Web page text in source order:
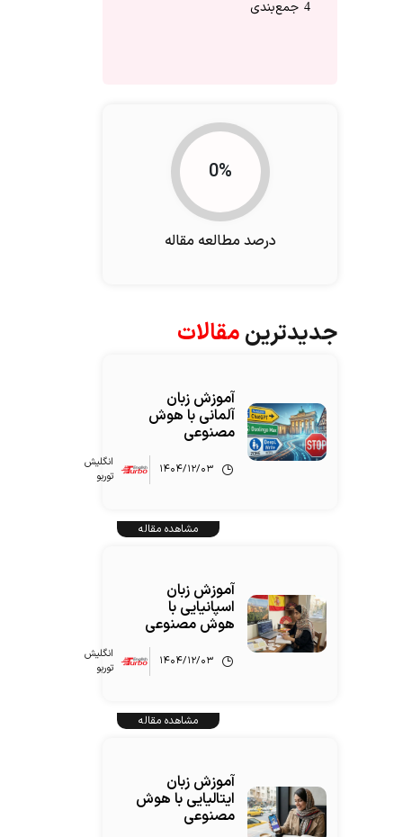
4 جمع‌بندی
0%
درصد مطالعه مقاله
جدیدترینمقالات
آموزش زبان
آلمانی با هوش
مصنوعی
۱۴۰۴/۱۲/۰۳
انگلیش‌
توربو
مشاهده مقاله
آموزش زبان
اسپانیایی با
هوش مصنوعی
۱۴۰۴/۱۲/۰۳
انگلیش‌
توربو
مشاهده مقاله
آموزش زبان
ایتالیایی با هوش
مصنوعی